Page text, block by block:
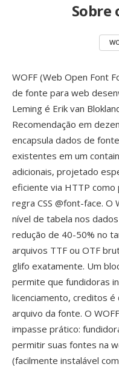
Sobre
WOFF (Web Open Font
de fonte para web
Leming é Erik van
Recomendação em
encapsula dados de
existentes em um
adicionais, projetado
eficiente via HTTP como
regra CSS @font-face. O
nível de tabela nos
redução de 40-50% no
arquivos TTF ou OTF
glifo exatamente. Um
permite que fundidoras
licenciamento, creditos é
arquivo da fonte. O
impasse prático:
permitir suas fontes na
(facilmente instalável